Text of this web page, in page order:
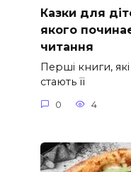
Казки для
якого
читання
Перші книги,
стають її
0 4